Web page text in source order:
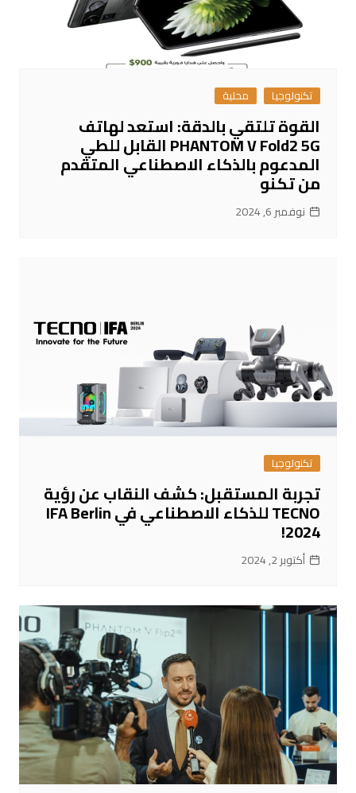
تكنولوجيا محلية
القوة تلتقي بالدقة: استعد لهاتف
PHANTOM V Fold2 5G القابل للطي
المدعوم بالذكاء الاصطناعي المتقدم
من تكنو
نوفمبر 6, 2024
تكنولوجيا
تجربة المستقبل: كشف النقاب عن رؤية
TECNO للذكاء الاصطناعي في IFA Berlin
2024!
أكتوبر 2, 2024